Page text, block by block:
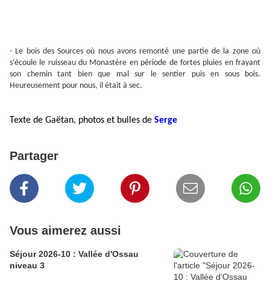
- Le bois des Sources où nous avons remonté une partie de la zone où
s’écoule le ruisseau du Monastère en période de fortes pluies en frayant
son chemin tant bien que mal sur le sentier puis en sous bois.
Heureusement pour nous, il était à sec.
Texte de Gaëtan, photos et bulles de Serge
Partager
Vous aimerez aussi
Séjour 2026-10 : Vallée d'Ossau
niveau 3